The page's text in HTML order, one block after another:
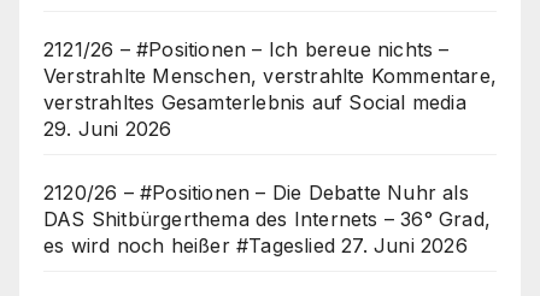
2121/26 – #Positionen – Ich bereue nichts –
Verstrahlte Menschen, verstrahlte Kommentare,
verstrahltes Gesamterlebnis auf Social media
29. Juni 2026
2120/26 – #Positionen – Die Debatte Nuhr als
DAS Shitbürgerthema des Internets – 36° Grad,
es wird noch heißer #Tageslied 27. Juni 2026